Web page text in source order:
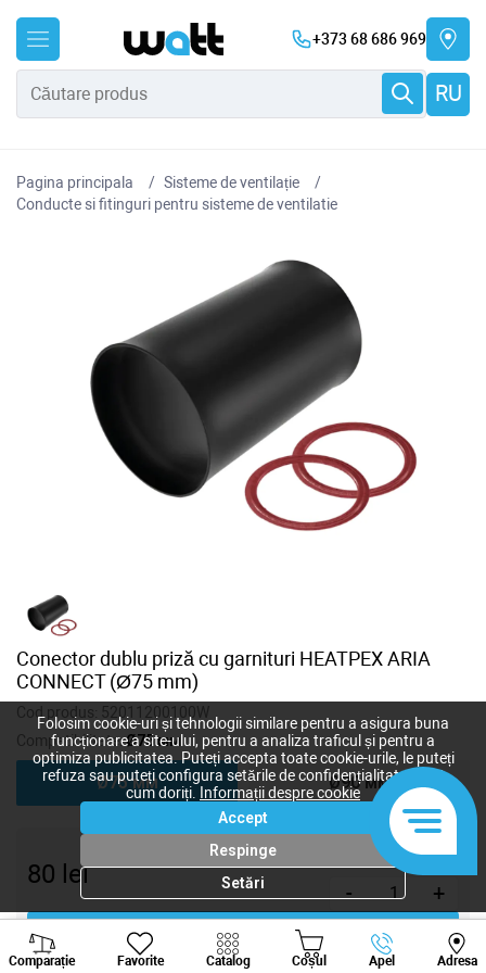
+373 68 686 969
RU
Pagina principala
Sisteme de ventilație
Conducte si fitinguri pentru sisteme de ventilatie
Conector dublu priză cu garnituri HEATPEX ARIA
CONNECT (Ø75 mm)
Cod produs: 52011200100W
Compatibilitate:Ø75 мм
Ø75 мм Ø90 мм
80 lei
- +
Cumpără acum
Comparație Favorite Catalog Coșul Apel Adresa
Viber Whatsapp
Folosim cookie-uri și tehnologii similare pentru a asigura buna
funcționare a site-ului, pentru a analiza traficul și pentru a
optimiza publicitatea. Puteți accepta toate cookie-urile, le puteți
refuza sau puteți configura setările de confidențialitate după
cum doriți.
Informații despre cookie
Accept
Respinge
Setări